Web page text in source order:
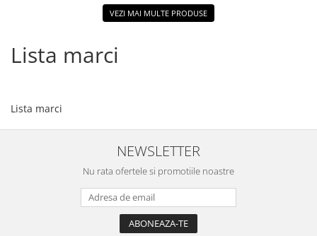
VEZI MAI MULTE PRODUSE
Lista marci
Lista marci
NEWSLETTER
Nu rata ofertele si promotiile noastre